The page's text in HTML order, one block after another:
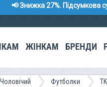
📢 Знижка 27%. Підсумкова
ЖІНКАМ БРЕНДИ
Чоловічий Футболки